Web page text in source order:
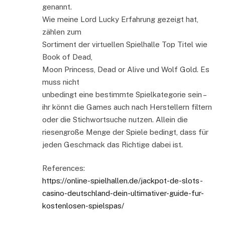
genannt.
Wie meine Lord Lucky Erfahrung gezeigt hat,
zählen zum
Sortiment der virtuellen Spielhalle Top Titel wie
Book of Dead,
Moon Princess, Dead or Alive und Wolf Gold. Es
muss nicht
unbedingt eine bestimmte Spielkategorie sein –
ihr könnt die Games auch nach Herstellern filtern
oder die Stichwortsuche nutzen. Allein die
riesengroße Menge der Spiele bedingt, dass für
jeden Geschmack das Richtige dabei ist.
References:
https://online-spielhallen.de/jackpot-de-slots-
casino-deutschland-dein-ultimativer-guide-fur-
kostenlosen-spielspas/